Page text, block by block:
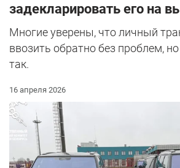
задекларировать его на
Многие уверены, что личный
ввозить обратно без проблем,
так.
16 апреля 2026